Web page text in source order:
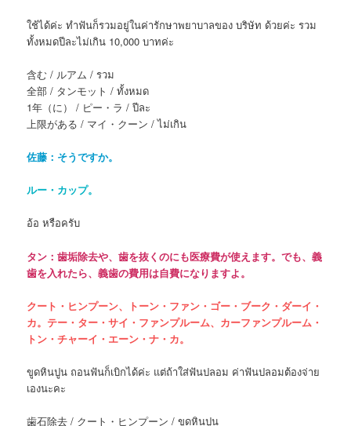
ใช้ได้ค่ะ ทำฟันก็รวมอยู่ในค่ารักษาพยาบาลของ บริษัท ด้วยค่ะ รวม
ทั้งหมดปีละไม่เกิน 10,000 บาทค่ะ
含む / ルアム / รวม
全部 / タンモット / ทั้งหมด
1年（に） / ピー・ラ / ปีละ
上限がある / マイ・クーン / ไม่เกิน
佐藤：そうですか。
ルー・カップ。
อ้อ หรือครับ
タン：歯垢除去や、歯を抜くのにも医療費が使えます。でも、義
歯を入れたら、義歯の費用は自費になりますよ。
クート・ヒンプーン、トーン・ファン・ゴー・ブーク・ダーイ・
カ。テー・ター・サイ・ファンプルーム、カーファンプルーム・
トン・チャーイ・エーン・ナ・カ。
ขูดหินปูน ถอนฟันก็เบิกได้ค่ะ แต่ถ้าใส่ฟันปลอม ค่าฟันปลอมต้องจ่าย
เองนะคะ
歯石除去 / クート・ヒンプーン / ขูดหินปูน